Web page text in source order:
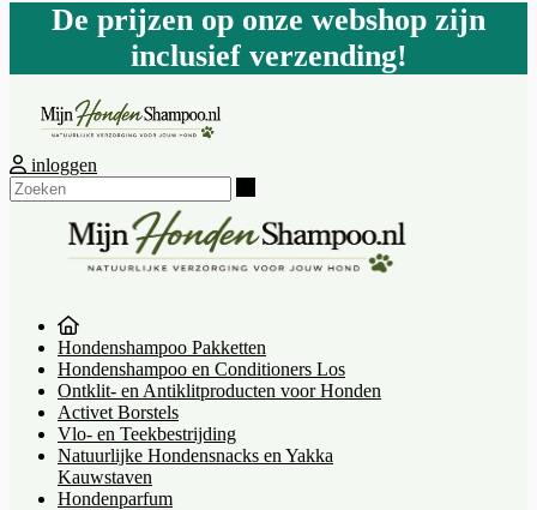
De prijzen op onze webshop zijn
inclusief verzending!
inloggen
Hondenshampoo Pakketten
Hondenshampoo en Conditioners Los
Ontklit- en Antiklitproducten voor Honden
Activet Borstels
Vlo- en Teekbestrijding
Natuurlijke Hondensnacks en Yakka
Kauwstaven
Hondenparfum